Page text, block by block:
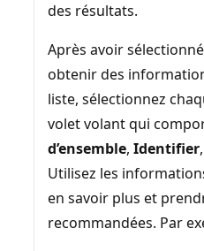
des résultats.
Après avoir sélectionné
obtenir des
liste, sélectionnez
volet volant qui
d’ensemble, Identifier,
Utilisez les
en savoir plus et
recommandées. Par